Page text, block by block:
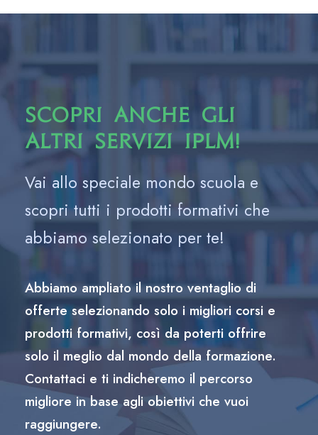
Scopri anche gli
altri servizi IPLM!
Vai allo speciale mondo scuola e
scopri tutti i prodotti formativi che
abbiamo selezionato per te!
Abbiamo ampliato il nostro ventaglio di
offerte selezionando solo i migliori corsi e
prodotti formativi, così da poterti offrire
solo il meglio dal mondo della formazione.
Contattaci e ti indicheremo il percorso
migliore in base agli obiettivi che vuoi
raggiungere.